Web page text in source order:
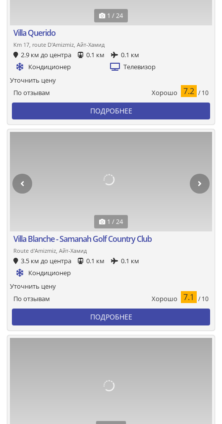
1 / 24
Villa Querido
Km 17, route D'Amizmiz, Айт-Хамид
2.9 км до центра 0.1 км
0.1 км
Кондиционер
Телевизор
По отзывам Хорошо 7.2 / 10
Уточнить цену
ПОДРОБНЕЕ
1 / 24
Villa Blanche - Samanah Golf Country Club
Route d'Amizmiz, Айт-Хамид
3.5 км до центра 0.1 км
0.1 км
Кондиционер
По отзывам Хорошо 7.1 / 10
Уточнить цену
ПОДРОБНЕЕ